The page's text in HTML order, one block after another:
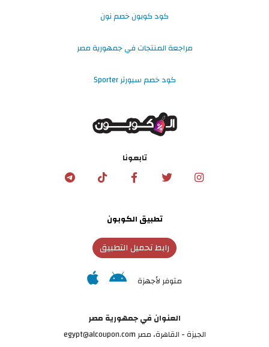
كود كوبون خصم نون
مراجعة المنتجات في جمهورية مصر
كود خصم سبورتر Sporter
تابعونا
تطبيق الكوبون
رابط تحميل التطبيق
متوفر لأجهزة
العنوان في جمهورية مصر
الجيزة - القاهرة، مصر egypt@alcoupon.com